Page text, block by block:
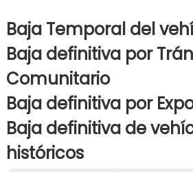
Baja Temporal del
Baja definitiva por
Comunitario
Baja definitiva por
Baja definitiva de
históricos